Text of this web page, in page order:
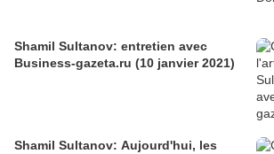
Shamil Sultanov: entretien avec
Business-gazeta.ru (10 janvier 2021)
Shamil Sultanov: Aujourd'hui, les